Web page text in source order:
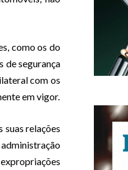
como os do
de segurança
com os
em vigor.
relações